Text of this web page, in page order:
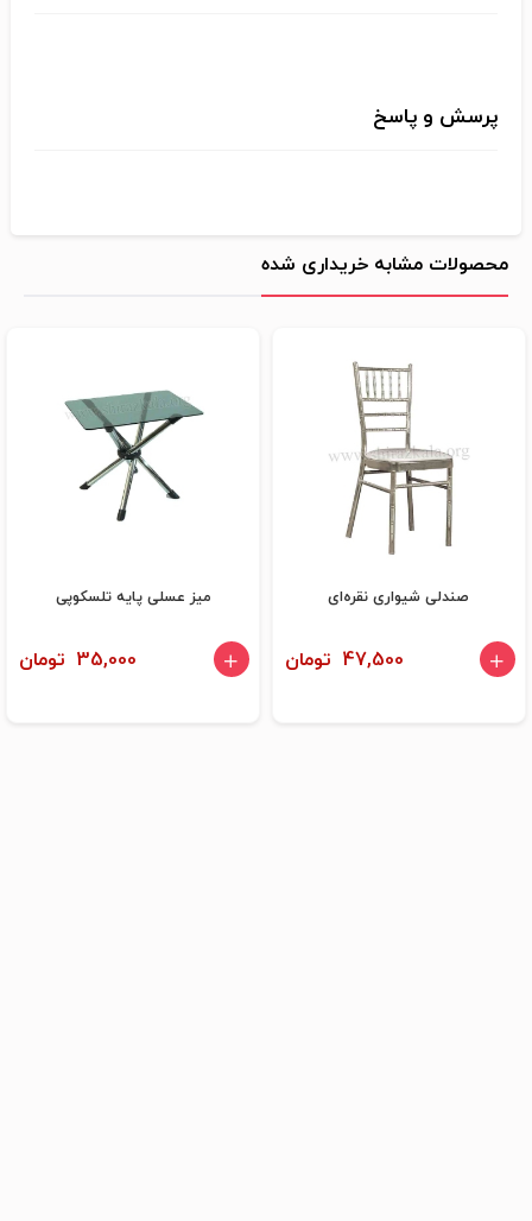
پرسش و پاسخ
محصولات مشابه خریداری شده
صندلی شیواری نقره‌ای
47,500 تومان
میز عسلی پایه تلسکوپی
35,000 تومان